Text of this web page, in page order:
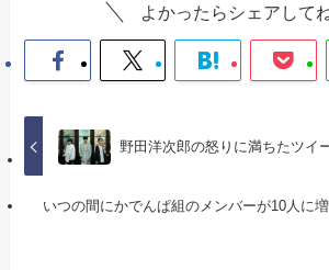
よかったらシェアして
野田洋次郎の怒りに満ちたツイ
いつの間にかでんぱ組のメンバーが10人に